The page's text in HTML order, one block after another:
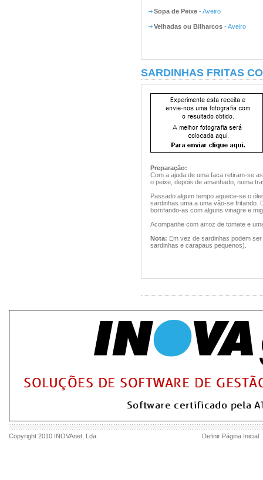
Sopa de Peixe - Aveiro
Velhadas ou Bilharcos - Aveiro
SARDINHAS FRITAS
Preparação:
Com a ajuda de uma faca retiram-se
o peixe, depois de amanhado, numa
Passado algum tempo aquece-se o
sardinhas uma a uma vão-se fritando.
borrifando-as com alguns vinagre e
Acompanhe com arroz de tomate e
Nota: Em vez de sardinhas podem
sardinhas e carapaus pequenos).
Copyright 2010 INOVAnet , Lda. Definir Página Inicial